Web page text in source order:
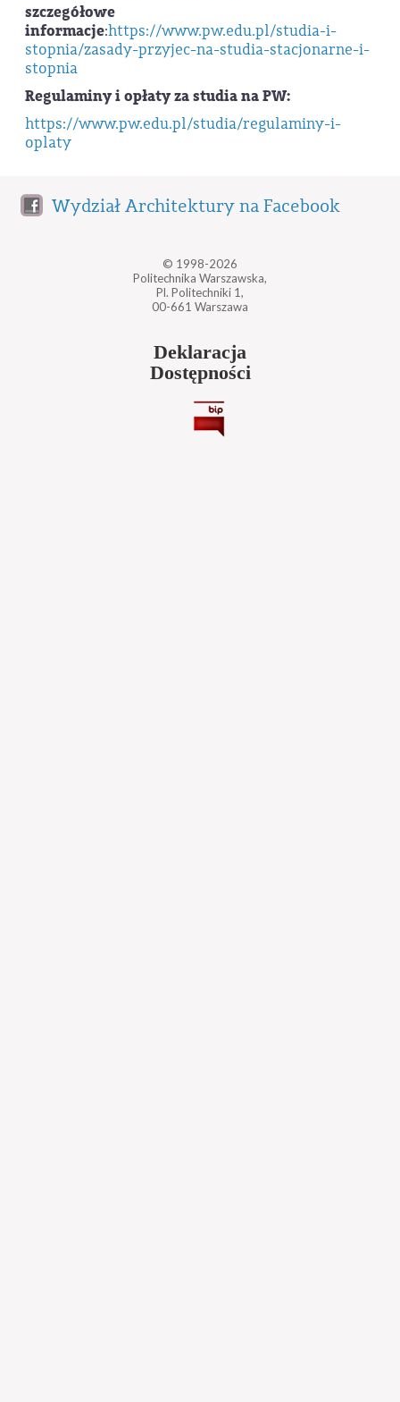
szczegółowe
informacje:https://www.pw.edu.pl/studia-i-
stopnia/zasady-przyjec-na-studia-stacjonarne-i-
stopnia
Regulaminy i opłaty za studia na PW:
https://www.pw.edu.pl/studia/regulaminy-i-
oplaty
Wydział Architektury na Facebook
© 1998-2026
Politechnika Warszawska,
Pl. Politechniki 1,
00-661 Warszawa
Deklaracja
Dostępności